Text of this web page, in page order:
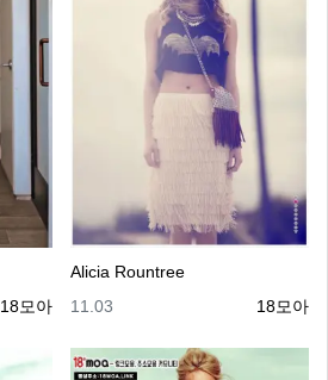
등록자
18모아
Alicia Rountree
등록자
18모아
등록일
11.03